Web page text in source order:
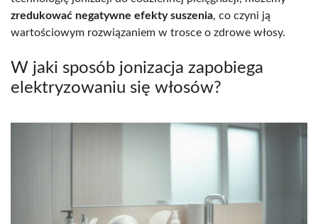
zredukować negatywne efekty suszenia, co czyni ją
wartościowym rozwiązaniem w trosce o zdrowe włosy.
W jaki sposób jonizacja zapobiega
elektryzowaniu się włosów?